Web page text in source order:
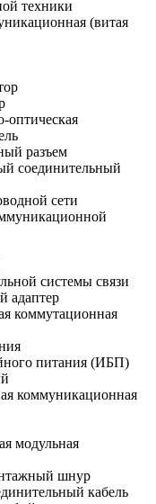
техники
(витая
оптическая
разъем
соединительный
сети
системы связи
адаптер
коммутационная
питания (ИБП)
коммуникационная
модульная
шнур
кабель